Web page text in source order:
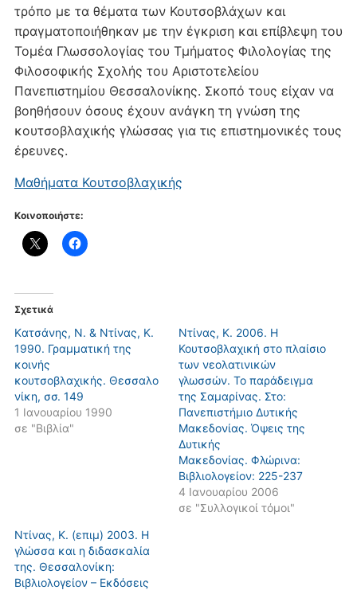
τρόπο με τα θέματα των Κουτσοβλάχων και
πραγματοποιήθηκαν με την έγκριση και επίβλεψη του
Τομέα Γλωσσολογίας του Τμήματος Φιλολογίας της
Φιλοσοφικής Σχολής του Αριστοτελείου
Πανεπιστημίου Θεσσαλονίκης. Σκοπό τους είχαν να
βοηθήσουν όσους έχουν ανάγκη τη γνώση της
κουτσοβλαχικής γλώσσας για τις επιστημονικές τους
έρευνες.
Μαθήματα Κουτσοβλαχικής
Κοινοποιήστε:
Σχετικά
Kατσάνης, Ν. & Ντίνας, Κ.
1990. Γραμματική της
κοινής
κουτσοβλαχικής. Θεσσαλο
νίκη, σσ. 149
1 Ιανουαρίου 1990
σε "Βιβλία"
Ντίνας, Κ. 2006. Η
Κουτσοβλαχική στο πλαίσιο
των νεολατινικών
γλωσσών. Το παράδειγμα
της Σαμαρίνας. Στο:
Πανεπιστήμιο Δυτικής
Μακεδονίας. Όψεις της
Δυτικής
Μακεδονίας. Φλώρινα:
Βιβλιολογείον: 225-237
4 Ιανουαρίου 2006
σε "Συλλογικοί τόμοι"
Ντίνας, Κ. (επιμ) 2003. Η
γλώσσα και η διδασκαλία
της. Θεσσαλονίκη:
Βιβλιολογείον – Εκδόσεις